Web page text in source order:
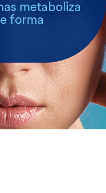
metaboliza
forma